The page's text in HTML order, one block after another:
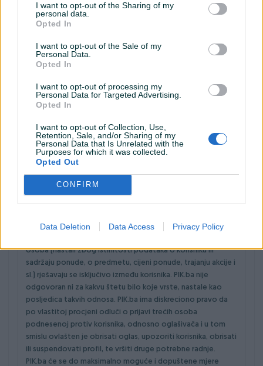
I want to opt-out of the Sharing of my
personal data.
Opted In
I want to opt-out of the Sale of my
Personal Data.
Opted In
I want to opt-out of processing my
Personal Data for Targeted Advertising.
Opted In
I want to opt-out of Collection, Use,
Retention, Sale, and/or Sharing of my
Personal Data that Is Unrelated with the
Purposes for which it was collected.
Opted Out
CONFIRM
Data Deletion Data Access Privacy Policy
predviđena Zakonom. Zakon o žigu primjenjuje se i na
žigove koji su međunarodno registrovani za teritorij BiH.
Svaki korisnik odgovara za povredu bilo kakvih prava vezanih
za patent.
dizajna, oznake geografskog porijekla, i imena porijekla.
PIK.ba ne daje nikakve garancije o tačnosti, potpunosti ili
kakvih zahtjeva trećih osoba vezanih za naknadu štete od
PIK.ba, a koja bi bila u vezi sa sadržajem dostavljenim od
korisnika, korisnik u cijelosti preuzima odgovornost i
obavezu poduzeti sve radnje kako bi odbranio i zaštitio
PIK.ba od svih takvih zahtjeva. Korisnik se obvezuje
nadoknaditi PIK.ba svaki trošak kao i svu štetu koja bi nastala
na temelju zahtjeva trećih osoba, a po bilo kojoj osnovi
osoba (nastali zbog istinitosti podataka o korisniku ili
sadržaju ponude, o predmetu, cijeni ponude, trajanju akcije i
sl.) rješavaju se isključivo između korisnika. PIK.ba nije
odgovoran ni za kakvu štetu bilo koje vrste, nastale kao
posljedica takvih odnosa. PIK.ba ima diskreciono pravo da
po vlastitoj procjeni odluči o prijavi trećih osoba
podnesenoj protiv korisnika, odnosno oglašivača i u tom
smislu ovlašten je obrisati oglas, upozoriti korisnika, obrisati
ili suspendovati profil, te vršiti druge potrebne radnje.
PIK.ba će se do maksimalno moguće i dopuštene mjere